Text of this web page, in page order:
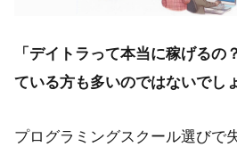
「デイトラって本当に稼げるの
ている方も多いのではないでし
プログラミングスクール選びで